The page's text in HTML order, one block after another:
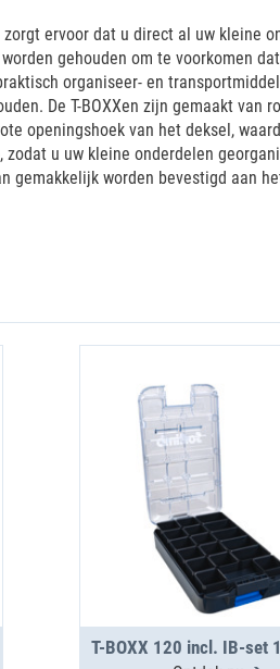
ervoor dat u direct al uw kleine
gehouden om te voorkomen
organiseer- en
De T-BOXXen zijn gemaakt
van het deksel,
u uw kleine onderdelen
worden bevestigd aan